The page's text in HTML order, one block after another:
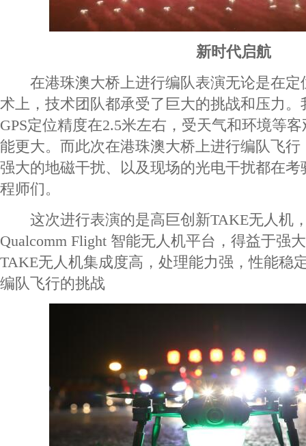
新时代启航
在港珠澳大桥上进行编队表演无论是在定
术上，技术团队都承受了巨大的挑战和压力
GPS定位精度在2.5米左右，受天气和环境等
能更大。而此次在港珠澳大桥上进行编队飞
强大的地磁干扰、以及现场的光电干扰都在
程师们。
这次进行表演的是高巨创新TAKE无人机
Qualcomm Flight 智能无人机平台，得益于强
TAKE无人机集成度高，处理能力强，性能稳
编队飞行的挑战